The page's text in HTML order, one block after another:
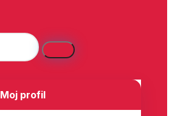
Moj profil